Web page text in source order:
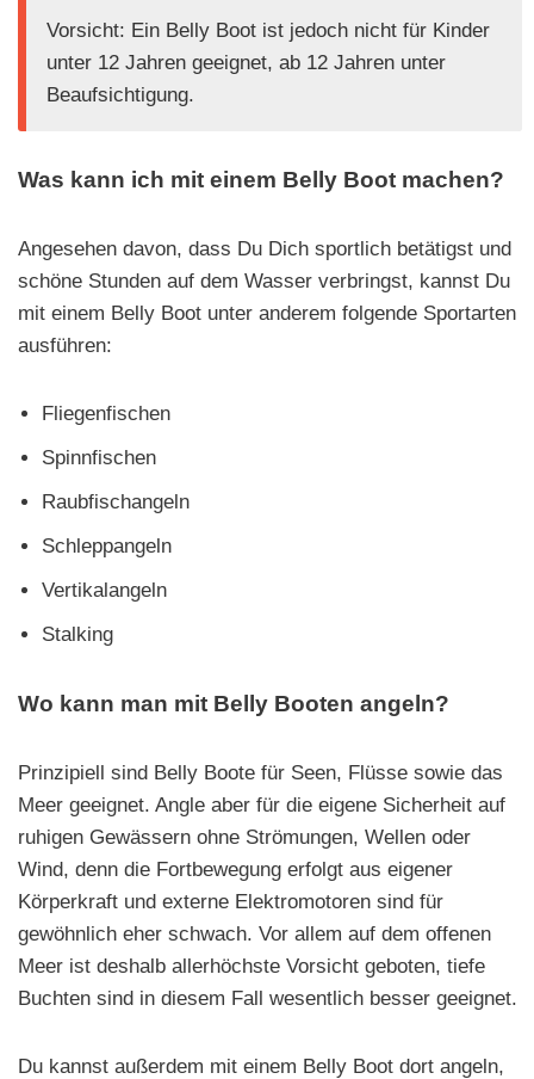
Vorsicht: Ein Belly Boot ist jedoch nicht für Kinder
unter 12 Jahren geeignet, ab 12 Jahren unter
Beaufsichtigung.
Was kann ich mit einem Belly Boot machen?
Angesehen davon, dass Du Dich sportlich betätigst und
schöne Stunden auf dem Wasser verbringst, kannst Du
mit einem Belly Boot unter anderem folgende Sportarten
ausführen:
Fliegenfischen
Spinnfischen
Raubfischangeln
Schleppangeln
Vertikalangeln
Stalking
Wo kann man mit Belly Booten angeln?
Prinzipiell sind Belly Boote für Seen, Flüsse sowie das
Meer geeignet. Angle aber für die eigene Sicherheit auf
ruhigen Gewässern ohne Strömungen, Wellen oder
Wind, denn die Fortbewegung erfolgt aus eigener
Körperkraft und externe Elektromotoren sind für
gewöhnlich eher schwach. Vor allem auf dem offenen
Meer ist deshalb allerhöchste Vorsicht geboten, tiefe
Buchten sind in diesem Fall wesentlich besser geeignet.
Du kannst außerdem mit einem Belly Boot dort angeln,